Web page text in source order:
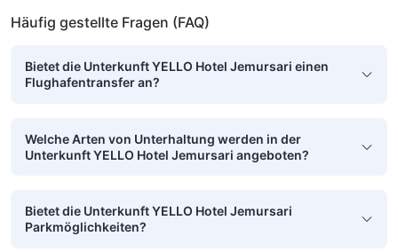
Häufig gestellte Fragen (FAQ)
Bietet die Unterkunft YELLO Hotel Jemursari einen
Flughafentransfer an?
Welche Arten von Unterhaltung werden in der
Unterkunft YELLO Hotel Jemursari angeboten?
Bietet die Unterkunft YELLO Hotel Jemursari
Parkmöglichkeiten?